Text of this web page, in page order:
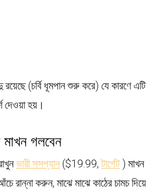
রয়েছে (চর্বি ধূমপান শুরু করে) যে কারণে এটি
দেওয়া হয়।
মাখন গলবেন
ভারী সসপ্যান ($19.99,টার্গেট) মাখন
রান্না করুন, মাঝে মাঝে কাঠের চামচ দিয়ে